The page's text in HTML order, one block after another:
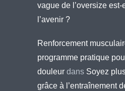
vague de l’oversize
l’avenir ?
Renforcement
programme pratique
douleur dans Soyez
grâce à l’entraînement